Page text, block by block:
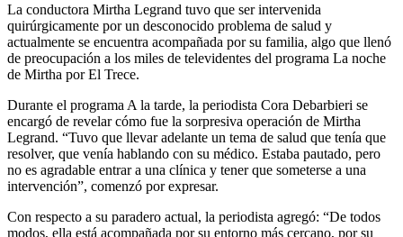
La conductora Mirtha Legrand tuvo que ser intervenida
quirúrgicamente por un desconocido problema de salud y
actualmente se encuentra acompañada por su familia, algo que llenó
de preocupación a los miles de televidentes del programa La noche
de Mirtha por El Trece.
Durante el programa A la tarde, la periodista Cora Debarbieri se
encargó de revelar cómo fue la sorpresiva operación de Mirtha
Legrand. “Tuvo que llevar adelante un tema de salud que tenía que
resolver, que venía hablando con su médico. Estaba pautado, pero
no es agradable entrar a una clínica y tener que someterse a una
intervención”, comenzó por expresar.
Con respecto a su paradero actual, la periodista agregó: “De todos
modos, ella está acompañada por su entorno más cercano, por su